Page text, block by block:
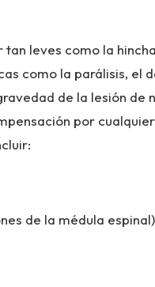
leves como la
como la parálisis, el
de la lesión de
por
de la médula espinal)